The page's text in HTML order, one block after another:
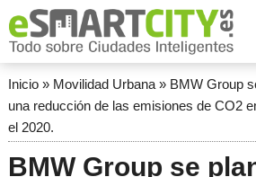
Inicio» Movilidad Urbana» BMW Group
una reducción de las emisiones de CO2
el 2020.
BMW Group se